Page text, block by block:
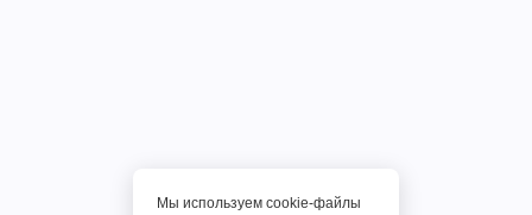
Мы используем cookie-файлы